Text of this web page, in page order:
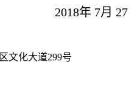
2018年 7月 27
文化大道299号